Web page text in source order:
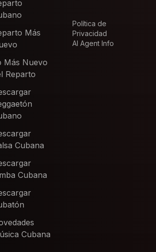
Más
Más Nuevo
Reparto
Cubana
Cubana
Cubana
Política de
Privacidad
AI Agent Info